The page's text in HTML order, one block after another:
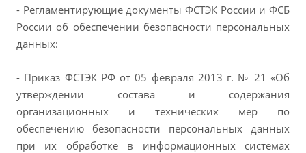
- Регламентирующие документы ФСТЭК России и ФСБ
России об обеспечении безопасности персональных
данных:
- Приказ ФСТЭК РФ от 05 февраля 2013 г. № 21 «Об
утверждении состава и содержания
организационных и технических мер по
обеспечению безопасности персональных данных
при их обработке в информационных системах